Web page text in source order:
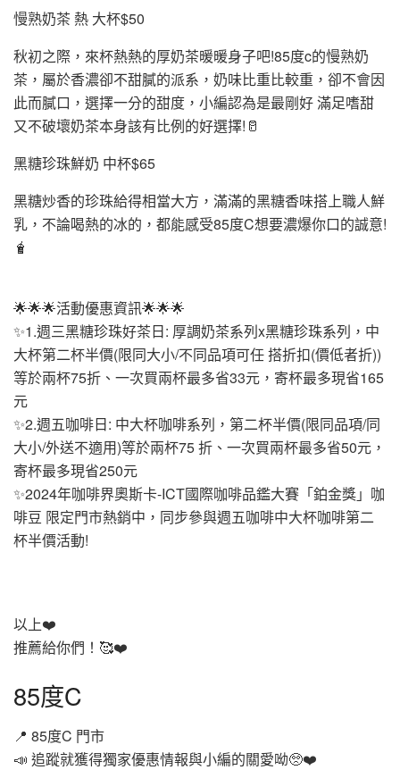
慢熟奶茶 熱 大杯$50
秋初之際，來杯熱熱的厚奶茶暖暖身子吧!85度c的慢熟奶
茶，屬於香濃卻不甜膩的派系，奶味比重比較重，卻不會因
此而膩口，選擇一分的甜度，小編認為是最剛好 滿足嗜甜
又不破壞奶茶本身該有比例的好選擇!🥛
黑糖珍珠鮮奶 中杯$65
黑糖炒香的珍珠給得相當大方，滿滿的黑糖香味搭上職人鮮
乳，不論喝熱的冰的，都能感受85度C想要濃爆你口的誠意!
🧋
🌟🌟🌟活動優惠資訊🌟🌟🌟
✨1.週三黑糖珍珠好茶日: 厚調奶茶系列x黑糖珍珠系列，中
大杯第二杯半價(限同大小/不同品項可任 搭折扣(價低者折))
等於兩杯75折、一次買兩杯最多省33元，寄杯最多現省165
元
✨2.週五咖啡日: 中大杯咖啡系列，第二杯半價(限同品項/同
大小/外送不適用)等於兩杯75 折、一次買兩杯最多省50元，
寄杯最多現省250元
✨2024年咖啡界奧斯卡-ICT國際咖啡品鑑大賽「鉑金獎」咖
啡豆 限定門市熱銷中，同步參與週五咖啡中大杯咖啡第二
杯半價活動!
以上❤️
推薦給你們！🥰❤️
85度C
📍 85度C 門市
📣 追蹤就獲得獨家優惠情報與小編的關愛呦🥺❤️